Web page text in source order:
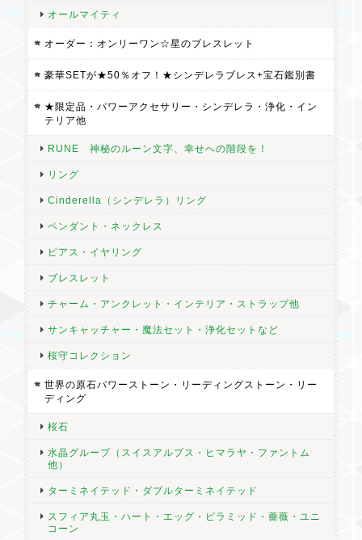
オールマイティ
オーダー：オンリーワン☆星のブレスレット
豪華SETが★50％オフ！★シンデレラブレス+宝石鑑別書
★限定品・パワーアクセサリー・シンデレラ・浄化・イン
テリア他
RUNE 神秘のルーン文字、幸せへの階段を！
リング
Cinderella（シンデレラ）リング
ペンダント・ネックレス
ピアス・イヤリング
ブレスレット
チャーム・アンクレット・インテリア・ストラップ他
サンキャッチャー・魔法セット・浄化セットなど
桜守コレクション
世界の原石パワーストーン・リーディングストーン・リー
ディング
桜石
水晶グループ（スイスアルプス・ヒマラヤ・ファントム
他）
ターミネイテッド・ダブルターミネイテッド
スフィア丸玉・ハート・エッグ・ピラミッド・薔薇・ユニ
コーン